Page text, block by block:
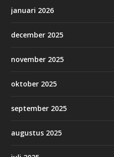
januari 2026
december 2025
november 2025
oktober 2025
september 2025
augustus 2025